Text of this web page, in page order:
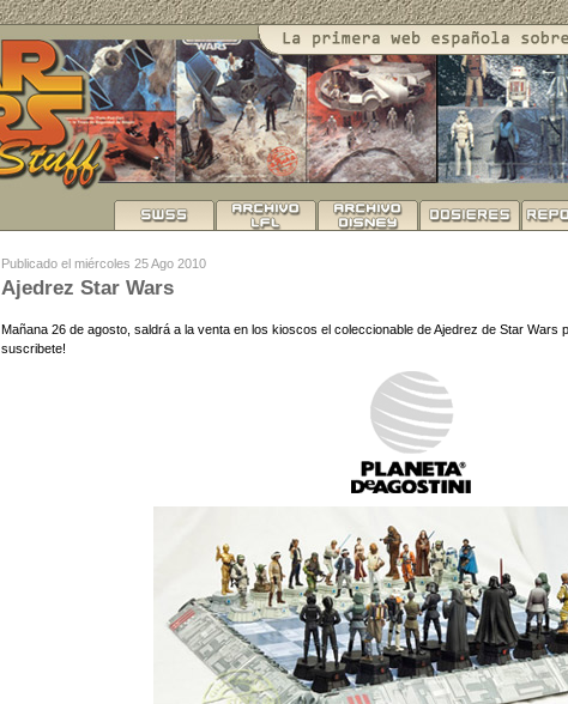
Publicado el miércoles 25 Ago 2010
Ajedrez Star Wars
Mañana 26 de agosto, saldrá a la venta en los kioscos el coleccionable de Ajedrez de Star Wars
suscribete!